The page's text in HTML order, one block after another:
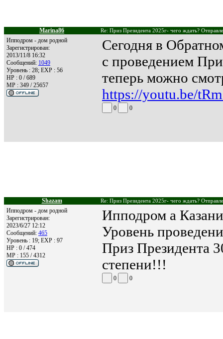
Marina86 Re: Приз Президента 2025г- чего ждать?
Ипподром - дом родной
Зарегистрирован:
2013/11/8 16:32
Сообщений: 1049
Уровень : 28; EXP : 56
HP : 0 / 689
MP : 349 / 25657
Сегодня в
с проведением
теперь можно
https://youtu.be/
0 0
Shazam Re: Приз Президента 2025г- чего ждать?
Ипподром - дом родной
Зарегистрирован:
2023/6/27 12:12
Сообщений: 465
Уровень : 19; EXP : 97
HP : 0 / 474
MP : 155 / 4312
Ипподром а
Уровень
Приз Президента
степени!!!
0 0